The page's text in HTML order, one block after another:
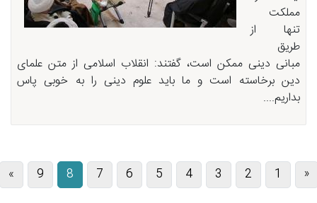
مملکت
تنها از
طریق
مبانی دینی ممکن است، گفتند: انقلاب اسلامی از متن علمای
دین برخاسته است و ما باید علوم دینی را به خوبی پاس
بداریم....